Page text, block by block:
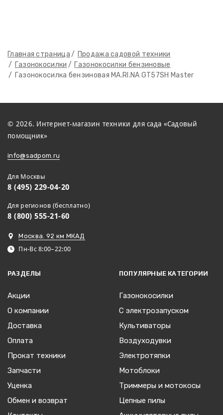
Главная страница
Продажа садовой техники
Газонокосилки
Газонокосилки бензиновые
Газонокосилка бензиновая MA.RI.NA GT57SH Master
© 2026. Интернет-магазин техники для сада «Садовый
помощник»
info@sadpom.ru
Для Москвы
8 (495) 229-04-20
Для регионов (бесплатно)
8 (800) 555-21-60
Москва. 92 км МКАД
Пн-Вс 8:00–22:00
РАЗДЕЛЫ
Акции
О компании
Доставка
Оплата
Прокат техники
Запчасти
Уценка
Обмен и возврат
ПОПУЛЯРНЫЕ КАТЕГОРИИ
Газонокосилки
С электрозапуском
Культиваторы
Воздуходувки
Электротяпки
Мотоблоки
Триммеры и мотокосы
Цепные пилы